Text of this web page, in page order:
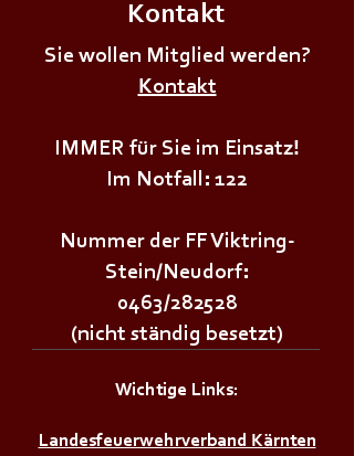
+++𝗦𝗜𝗥𝗘𝗡𝗘𝗡𝗔𝗟𝗔𝗥𝗠+++
Kontakt
Sie wollen Mitglied werden?
Kontakt
IMMER für Sie im Einsatz!
Im Notfall: 122
Nummer der FF Viktring-
Stein/Neudorf:
0463/282528
(nicht ständig besetzt)
Wichtige Links:
Landesfeuerwehrverband Kärnten